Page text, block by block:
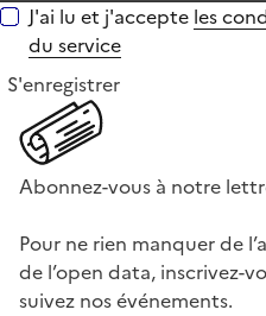
J'ai lu et j'accepte les
du service
S'enregistrer
Abonnez-vous à notre
Pour ne rien manquer de
de l’open data, inscrivez-
suivez nos événements.